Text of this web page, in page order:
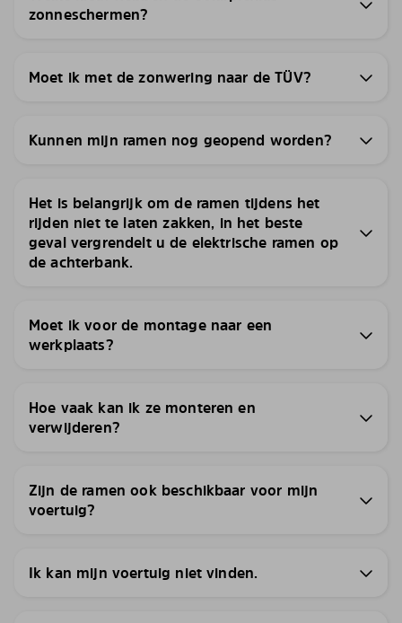
zonneschermen?
Moet ik met de zonwering naar de TÜV?
Kunnen mijn ramen nog geopend worden?
Het is belangrijk om de ramen tijdens het
rijden niet te laten zakken, in het beste
geval vergrendelt u de elektrische ramen op
de achterbank.
Moet ik voor de montage naar een
werkplaats?
Hoe vaak kan ik ze monteren en
verwijderen?
Zijn de ramen ook beschikbaar voor mijn
voertuig?
Ik kan mijn voertuig niet vinden.